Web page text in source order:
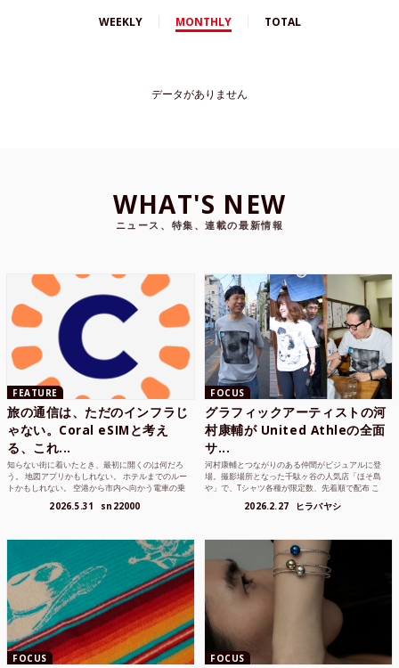
WEEKLY MONTHLY TOTAL
データがありません
WHAT'S NEW
ニュース、特集、連載の最新情報
FEATURE
旅の通信は、ただのインフラじ
ゃない。Coral eSIMと考え
る、これ...
知らない街に着いたとき、最初に開くのは何だろ
う。 地図アプリかもしれない。 ホテルまでのルー
トかもしれない。 空港から市内へ向かう電車の乗
2026.5.31 sn22000
FOCUS
グラフィックアーティストの河
村康輔が United Athleの全面
サ...
河村康輔とつながりのある仲間がビジュアルに登
場。撮影場所となった千駄ヶ谷の人気店「ほそ島
や」で、Tシャツ各種が限定数、先着順で配布 こ
2026.2.27 ヒラバヤシ
FOCUS FOCUS